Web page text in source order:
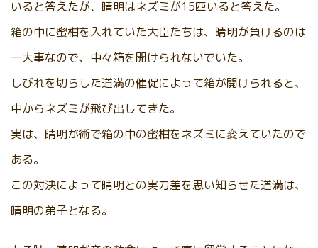
いると答えたが、晴明はネズミが15匹いると答えた。
箱の中に蜜柑を入れていた大臣たちは、晴明が負けるのは
一大事なので、中々箱を開けられないでいた。
しびれを切らした道満の催促によって箱が開けられると、
中からネズミが飛び出してきた。
実は、晴明が術で箱の中の蜜柑をネズミに変えていたので
ある。
この対決によって晴明との実力差を思い知らせた道満は、
晴明の弟子となる。